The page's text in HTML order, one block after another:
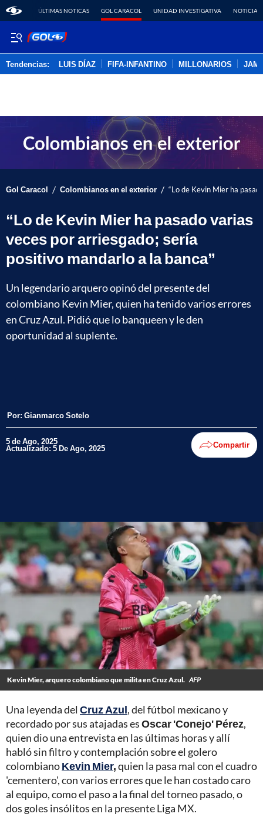
ÚLTIMAS NOTICAS GOL CARACOL UNIDAD INVESTIGATIVA NOTICIAS
Tendencias: LUIS DÍAZ FIFA-INFANTINO MILLONARIOS
Gol Caracol / Colombianos en el exterior / “Lo de Kevin Mier ha
“Lo de Kevin Mier ha pasado varias
veces por arriesgado; sería
positivo mandarlo a la banca”
Un legendario arquero opinó del presente del
colombiano Kevin Mier, quien ha tenido varios errores
en Cruz Azul. Pidió que lo banqueen y le den
oportunidad al suplente.
Por: Gianmarco Sotelo
5 de Ago, 2025
Actualizado: 5 De Ago, 2025 Compartir
Kevin Mier, arquero colombiano que milita en Cruz Azul. AFP
Una leyenda del Cruz Azul, del fútbol mexicano y
recordado por sus atajadas esOscar 'Conejo' Pérez,
quien dio una entrevista en las últimas horas y allí
habló sin filtro y contemplación sobre el golero
colombianoKevin Mier,quien la pasa mal con el cuadro
'cementero', con varios errores que le han costado caro
al equipo, como el paso a la final del torneo pasado, o
dos goles insólitos en la presente Liga MX.